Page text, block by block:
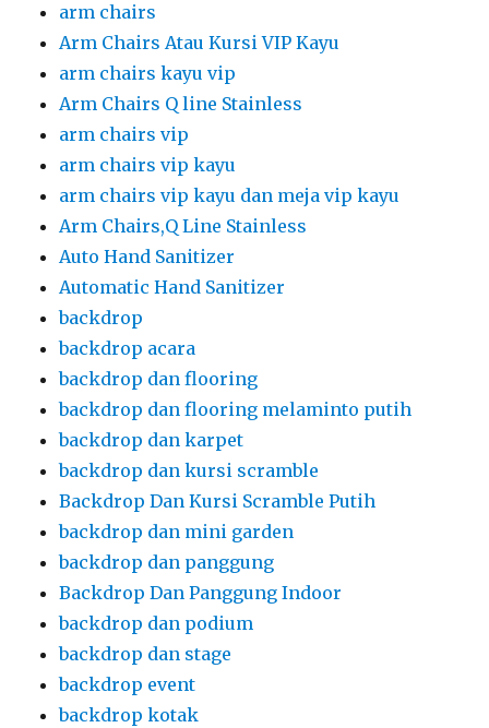
arm chairs
Arm Chairs Atau Kursi VIP Kayu
arm chairs kayu vip
Arm Chairs Q line Stainless
arm chairs vip
arm chairs vip kayu
arm chairs vip kayu dan meja vip kayu
Arm Chairs,Q Line Stainless
Auto Hand Sanitizer
Automatic Hand Sanitizer
backdrop
backdrop acara
backdrop dan flooring
backdrop dan flooring melaminto putih
backdrop dan karpet
backdrop dan kursi scramble
Backdrop Dan Kursi Scramble Putih
backdrop dan mini garden
backdrop dan panggung
Backdrop Dan Panggung Indoor
backdrop dan podium
backdrop dan stage
backdrop event
backdrop kotak